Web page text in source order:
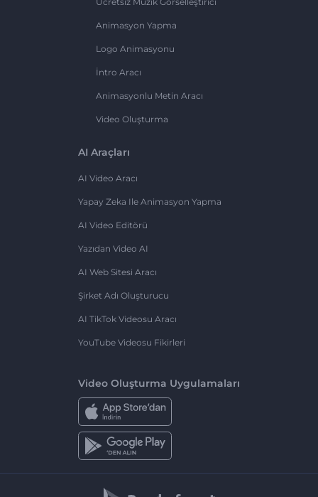
Animasyon Yapma
Logo Animasyonu
İntro Aracı
Animasyonlu Metin Aracı
Video Oluşturma
AI Araçları
AI Video Aracı
Yapay Zeka Ile Animasyon Yapma
AI Video Editörü
Yazıdan Video AI
AI Web Sitesi Aracı
Şirket Adı Oluşturucu
AI TikTok Videosu Aracı
YouTube Videosu Fikirleri
Video Oluşturma Uygulamaları